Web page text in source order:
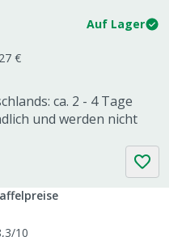
Auf Lager
€
ca. 2 - 4 Tage
und werden nicht
10